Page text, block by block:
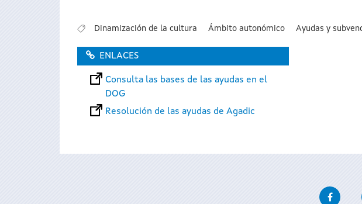
Dinamización de la cultura Ámbito autonómico Ayudas y
ENLACES
Consulta las bases de las ayudas en el
DOG
Resolución de las ayudas de Agadic